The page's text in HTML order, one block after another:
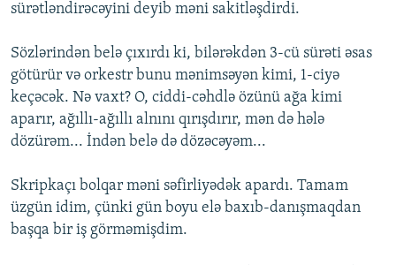
sürətləndirəcəyini deyib məni sakitləşdirdi.
Sözlərindən belə çıxırdı ki, bilərəkdən 3-cü sürəti əsas
götürür və orkestr bunu mənimsəyən kimi, 1-ciyə
keçəcək. Nə vaxt? O, ciddi-cəhdlə özünü ağa kimi
aparır, ağıllı-ağıllı alnını qırışdırır, mən də hələ
dözürəm... İndən belə də dözəcəyəm...
Skripkaçı bolqar məni səfirliyədək apardı. Tamam
üzgün idim, çünki gün boyu elə baxıb-danışmaqdan
başqa bir iş görməmişdim.